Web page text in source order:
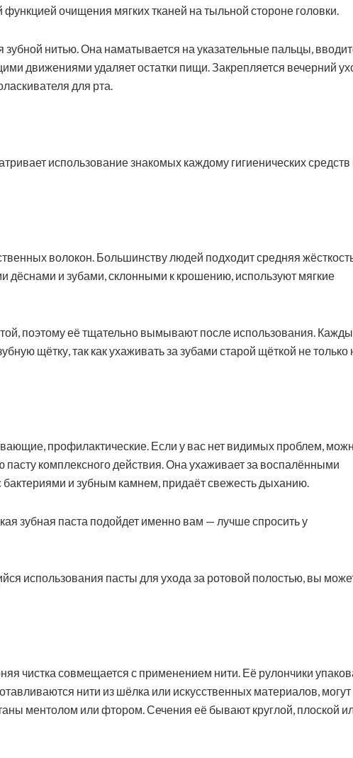
очищения мягких тканей на тыльной стороне головки.
зубной нитью. Она наматывается на указательные пальцы,
движениями удаляет остатки пищи. Закрепляется вечерний
для рта.
использование знакомых каждому гигиенических средств
волокон. Большинству людей подходит средняя
дёснами и зубами, склонными к крошению, используют мягкие
поэтому её тщательно вымывают после использования.
щётку, так как ухаживать за зубами старой щёткой не только
профилактические. Если у вас нет видимых проблем,
пасту комплексного действия. Она ухаживает за воспалёнными
бактериями и зубным камнем, придаёт свежесть дыханию.
зубная паста подойдет именно вам — лучше спросить у
использования пасты для ухода за ротовой полостью, вы
чистка совмещается с применением нити. Её рулончики
нити из шёлка или искусственных материалов, могут
ментолом или фтором. Сечения её бывают круглой, плоской